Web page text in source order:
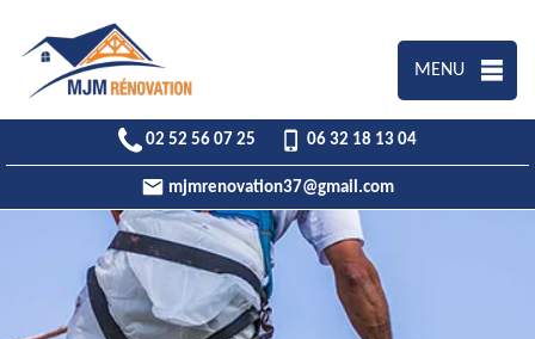
MENU
02 52 56 07 25 06 32 18 13 04
mjmrenovation37@gmail.com